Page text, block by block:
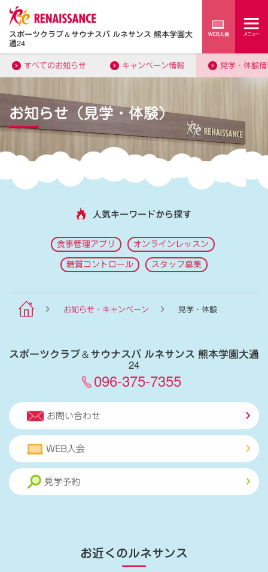
スポーツクラブ＆サウナスパ ルネサンス 熊本学園大
通24
すべてのお知らせ キャンペーン情報 見学・体験
お知らせ（見学・体験）
人気キーワードから探す
食事管理アプリ オンラインレッスン
糖質コントロール スタッフ募集
お知らせ・キャンペーン 見学・体験
スポーツクラブ＆サウナスパ ルネサンス 熊本学園大通
24
096-375-7355
お問い合わせ
WEB入会
見学予約
お近くのルネサンス